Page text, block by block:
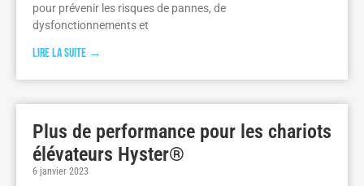
pour prévenir les risques de pannes, de
dysfonctionnements et
Lire la suite →
Plus de performance pour les chariots
élévateurs Hyster®
6 janvier 2023